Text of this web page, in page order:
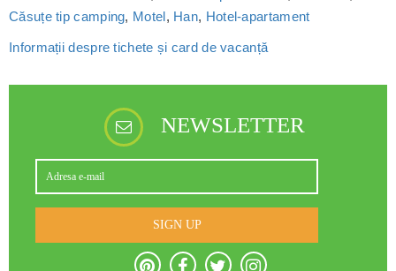
Căsuțe tip camping, Motel, Han, Hotel-apartament
Informații despre tichete și card de vacanță
NEWSLETTER
SIGN UP